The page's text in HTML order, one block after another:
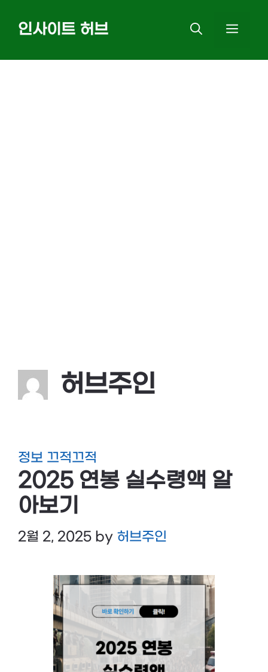
인사이트 허브
허브주인
정보 끄적끄적
2025 연봉 실수령액 알
아보기
2월 2, 2025 by 허브주인